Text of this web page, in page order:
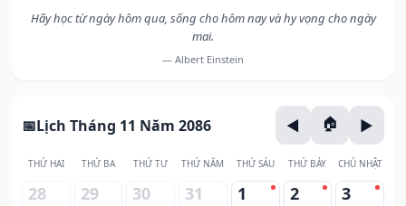
Hãy học từ ngày hôm qua, sống cho hôm nay và hy vọng cho ngày
mai.
— Albert Einstein
Lịch Tháng 11 Năm 2086
THỨ HAI THỨ BA THỨ TƯ THỨ NĂM THỨ SÁU THỨ BẢY CHỦ NHẬT
28 29 30 31 1 2 3